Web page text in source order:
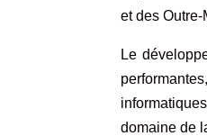
et des
Le
domaine de